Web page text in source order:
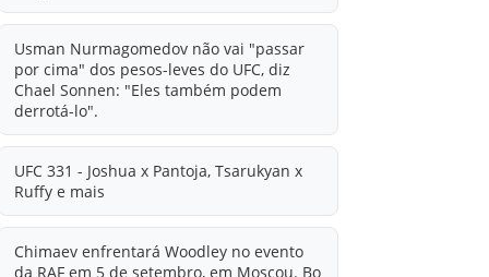
Usman Nurmagomedov não vai "passar
por cima" dos pesos-leves do UFC, diz
Chael Sonnen: "Eles também podem
derrotá-lo".
UFC 331 - Joshua x Pantoja, Tsarukyan x
Ruffy e mais
Chimaev enfrentará Woodley no evento
da RAF em 5 de setembro, em Moscou. Bo